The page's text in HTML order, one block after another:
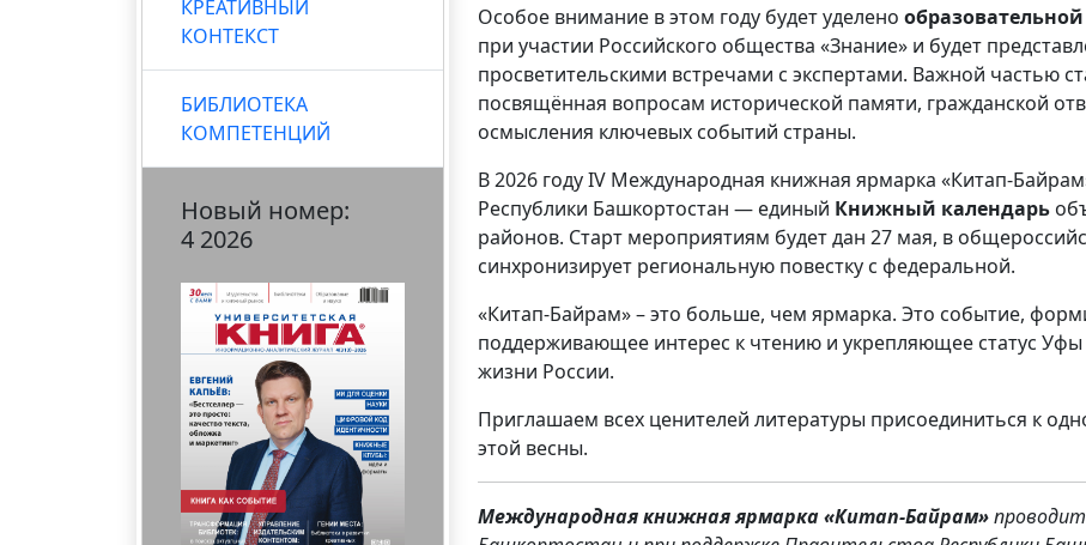
КРЕАТИВНЫЙ
КОНТЕКСТ
БИБЛИОТЕКА
КОМПЕТЕНЦИЙ
Новый номер:
4 2026
Особое внимание в этом году будет уделено
при участии Российского общества «Знание» и будет
просветительскими встречами с экспертами. Важной частью
посвящённая вопросам исторической памяти, гражданской
осмысления ключевых событий страны.
В 2026 году IV Международная книжная ярмарка «Китап-
Республики Башкортостан — единый Книжный календарь
районов. Старт мероприятиям будет дан 27 мая, в
синхронизирует региональную повестку с федеральной.
«Китап-Байрам» – это больше, чем ярмарка. Это событие,
поддерживающее интерес к чтению и укрепляющее статус Уфы
жизни России.
Приглашаем всех ценителей литературы присоединиться к
этой весны.
Международная книжная ярмарка «Китап-Байрам»